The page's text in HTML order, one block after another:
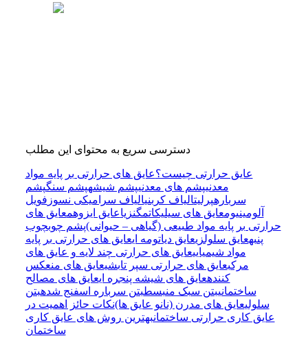
دسترسی سریع به محتوای این مطلب
عایق حرارتی چیست؟عایق های حرارتی بر پایه مواد
معدنیپشم های معدنیپشم شیشهپشم سنگپشم
سربارهپرلیتالیاف کربنیالیاف سرامیکی نسوز فویل
آلومینیومعایق‌ های سیلیکاتمگنزیاعایق ایزوهمعایق های
حرارتی بر پایه مواد طبیعی (گیاهی – حیوانی)پشم چوبچوب
پنبهعایق سلولزیعایق دیاتومه ایعایق های حرارتی بر پایه
مواد شیمیاییعایق های حرارتی چند لایه و عایق های
مرکبعایق های حرارتی سپر تابشیعایق های منعکس
کنندهعایق های شیشه پنجره ایعایق های مصالح
ساختمانیبتن سبک منبسطبتن سرباره اسفنج شدهبتن
سلولیعایق های مدرن (نانو عایق ها)نکات حائز اهمیت در
عایق کاری حرارتی ساختمانبهترین روش های عایق کاری
ساختمان